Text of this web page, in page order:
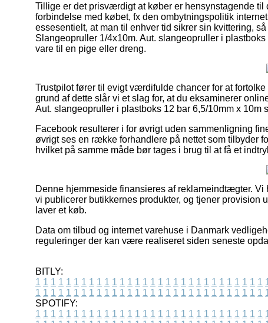
Tillige er det prisværdigt at køber er hensynstagende
forbindelse med købet, fx den ombytningspolitik
essesentielt, at man til enhver tid sikrer sin kvittering,
Slangeopruller 1/4x10m. Aut. slangeopruller i
vare til en pige eller dreng.
Trustpilot fører til evigt værdifulde chancer for at
grund af dette slår vi et slag for, at du eksaminerer
Aut. slangeopruller i plastboks 12 bar 6,5/10mm x
Facebook resulterer i for øvrigt uden sammenligning
øvrigt ses en række forhandlere på nettet som tilbyder
hvilket på samme måde bør tages i brug til at få et
Denne hjemmeside finansieres af reklameindtægter.
vi publicerer butikkernes produkter, og tjener
laver et køb.
Data om tilbud og internet varehuse i Danmark
reguleringer der kan være realiseret siden seneste
BITLY:
1 1 1 1 1 1 1 1 1 1 1 1 1 1 1 1 1 1 1 1 1 1 1 1 1 1 1 1 1 1
1 1 1 1 1 1 1 1 1 1 1 1 1 1 1 1 1 1 1 1 1 1 1 1 1 1 1 1 1 1
SPOTIFY:
1 1 1 1 1 1 1 1 1 1 1 1 1 1 1 1 1 1 1 1 1 1 1 1 1 1 1 1 1 1